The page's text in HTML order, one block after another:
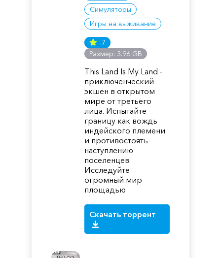
Симуляторы
Игры на выживание
7
Размер: 3.96 GB
This Land Is My Land -
приключенческий
экшен в открытом
мире от третьего
лица. Испытайте
границу как вождь
индейского племени
и противостоять
наступлению
поселенцев.
Исследуйте
огромный мир
площадью
Скачать торрент